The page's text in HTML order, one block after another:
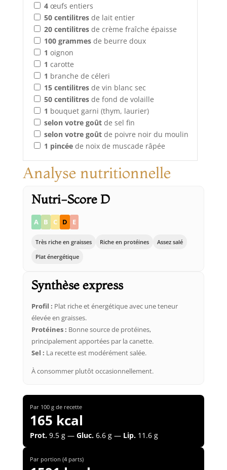
4œufs entiers
50 centilitresde lait entier
20 centilitresde crème fraîche épaisse
100 grammesde beurre doux
1 oignon
1 carotte
1 branche de céleri
15 centilitresde vin blanc sec
50 centilitresde fond de volaille
1 bouquet garni (thym, laurier)
selon votre goûtde sel fin
selon votre goûtde poivre noir du moulin
1 pincéede noix de muscade râpée
Analyse nutritionnelle
Nutri-Score D
A B C D E
Très riche en graisses Riche en protéines
Assez salé
Plat énergétique
Synthèse express
Profil : Plat riche et énergétique avec une teneur
élevée en graisses.
Protéines : Bonne source de protéines,
principalement apportées par la canette.
Sel : La recette est modérément salée.
À consommer plutôt occasionnellement.
Par 100 g de recette
165 kcal
Prot.9.5 g — Gluc.6.6 g — Lip.11.6 g
Par portion (4 parts)